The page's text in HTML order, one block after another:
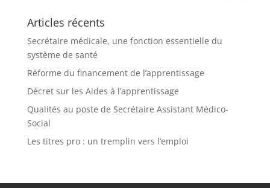
Articles récents
Secrétaire médicale, une fonction essentielle du
système de santé
Réforme du financement de l’apprentissage
Décret sur les Aides à l’apprentissage
Qualités au poste de Secrétaire Assistant Médico-
Social
Les titres pro : un tremplin vers l’emploi